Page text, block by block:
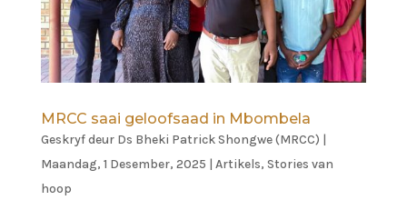
MRCC saai geloofsaad in Mbombela
Geskryf deur Ds Bheki Patrick Shongwe (MRCC) |
Maandag, 1 Desember, 2025 | Artikels, Stories van
hoop